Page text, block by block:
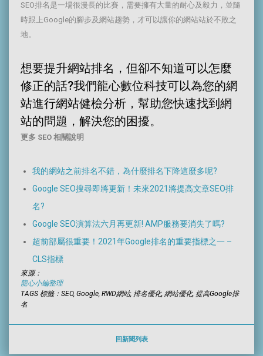
SEO排名是一場很漫長的比賽，需要擁有大量的耐心及毅力，並隨
時跟上Google的腳步及網站趨勢，才可以讓你的網站站於不敗之
地。
想要提升網站排名，但卻不知道可以怎麼
修正的話?我們龍心數位科技可以為您的網
站進行網站健檢分析，幫助您快速找到網
站的問題，解決您的困擾。
更多 SEO 相關說明
我的網站之前排名不錯，為什麼排名下降這麼多呢?
Google SEO搜尋即將更新！未來2021將提高文章SEO排
名?
Google SEO演算法六月再更新! AMP服務要消失了嗎?
超前部屬很重要！2021年Google排名的重要指標之一 –
CLS指標
來源：
龍心小編整理
TAGS 標籤：SEO, Google, RWD網站, 排名優化, 網站優化, 提高Google排
名
回新聞列表